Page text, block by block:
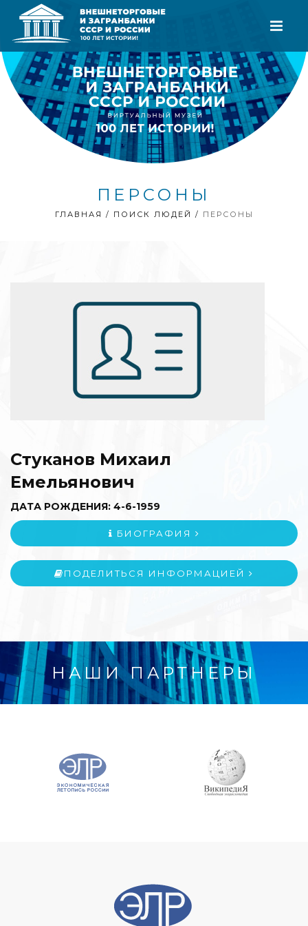
ПЕРСОНЫ
ГЛАВНАЯ / ПОИСК ЛЮДЕЙ / ПЕРСОНЫ
Стуканов Михаил
Емельянович
ДАТА РОЖДЕНИЯ: 4-6-1959
БИОГРАФИЯ
ПОДЕЛИТЬСЯ ИНФОРМАЦИЕЙ
НАШИ ПАРТНЕРЫ